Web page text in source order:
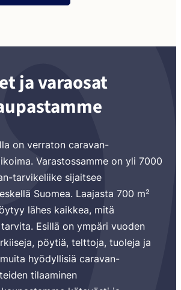
ja varaosat
on verraton caravan-
Varastossamme on yli 7000
tarvikeliike sijaitsee
Suomea. Laajasta 700 m²
lähes kaikkea, mitä
Esillä on ympäri vuoden
pöytiä, telttoja, tuoleja ja
hyödyllisiä caravan-
tilaaminen